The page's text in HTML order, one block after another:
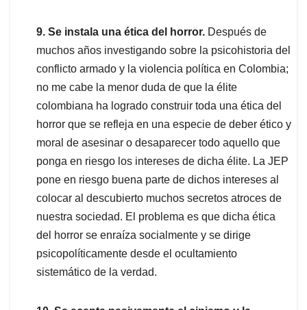
9. Se instala una ética del horror. Después de
muchos años investigando sobre la psicohistoria del
conflicto armado y la violencia política en Colombia;
no me cabe la menor duda de que la élite
colombiana ha logrado construir toda una ética del
horror que se refleja en una especie de deber ético y
moral de asesinar o desaparecer todo aquello que
ponga en riesgo los intereses de dicha élite. La JEP
pone en riesgo buena parte de dichos intereses al
colocar al descubierto muchos secretos atroces de
nuestra sociedad. El problema es que dicha ética
del horror se enraíza socialmente y se dirige
psicopolíticamente desde el ocultamiento
sistemático de la verdad.